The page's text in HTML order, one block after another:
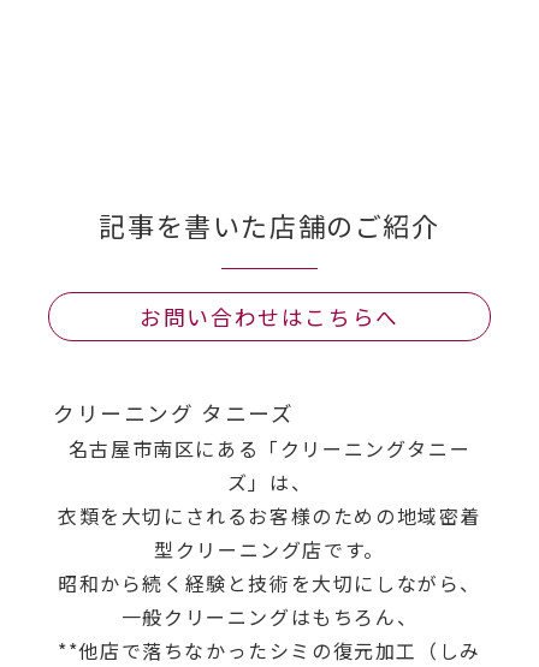
記事を書いた店舗のご紹介
お問い合わせはこちらへ
クリーニング タニーズ
名古屋市南区にある「クリーニングタニー
ズ」は、
衣類を大切にされるお客様のための地域密着
型クリーニング店です。
昭和から続く経験と技術を大切にしながら、
一般クリーニングはもちろん、
**他店で落ちなかったシミの復元加工（しみ